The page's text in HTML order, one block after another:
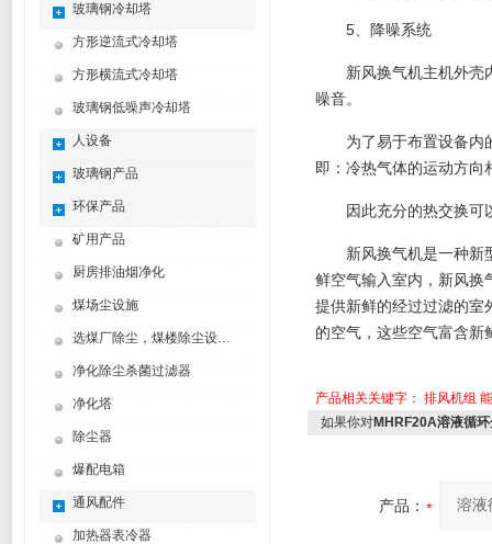
玻璃钢冷却塔
方形逆流式冷却塔
方形横流式冷却塔
玻璃钢低噪声冷却塔
人设备
玻璃钢产品
环保产品
矿用产品
厨房排油烟净化
煤场尘设施
选煤厂除尘，煤楼除尘设计制造方案
净化除尘杀菌过滤器
净化塔
除尘器
爆配电箱
通风配件
加热器表冷器
5、降噪系统
新风换气机主机外壳
噪音。
为了易于布置设备内
即：冷热气体的运动方
因此充分的热交换可
新风换气机是一种新
鲜空气输入室内，新风换
提供新鲜的经过过滤的室
的空气，这些空气富含新
产品相关关键字： 排风机组
如果你对MHRF20A溶液循
产品：